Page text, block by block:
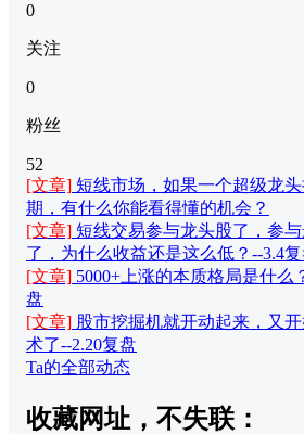
0
关注
0
粉丝
52
[文章] 短线市场，如果一个超级龙
期，有什么你能看得懂的机会？
[文章] 短线交易参与龙头股了，参
了，为什么收益还是这么低？--3.4
[文章] 5000+上涨的本质格局是什么
盘
[文章] 股市挖掘机就开动起来，又
术了--2.20复盘
Ta的全部动态
收藏网址，不失联：